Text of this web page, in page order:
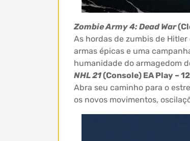
Zombie Army 4: Dead War
As hordas de zumbis de
armas épicas e uma
humanidade do armagedom
NHL 21(Console) EA Play –
Abra seu caminho para o
os novos movimentos,